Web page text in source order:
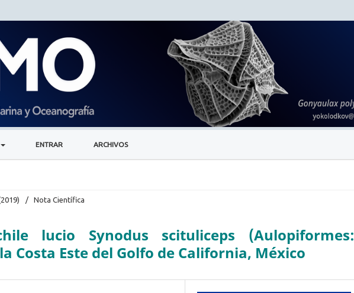
ENTRAR ARCHIVOS
/ Nota Científica
lucio Synodus scituliceps (Aulopiformes:
Costa Este del Golfo de California, México